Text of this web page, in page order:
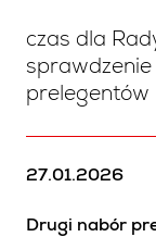
czas dla
prelegentów
27.01.2026
Drugi nabór